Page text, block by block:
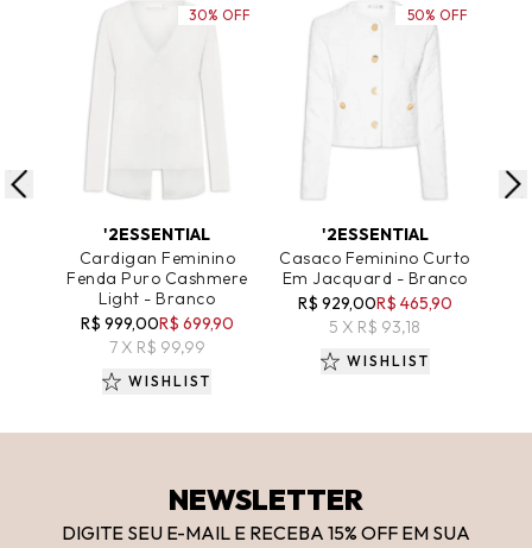
ADICIONAR AO CARRINHO
'2ESSENTIAL
Cardigan Feminino
Fenda Puro Cashmere
Light - Branco
R$ 999,00R$ 699,90
7 X R$ 99,99
30% OFF
WISHLIST
ADICIONAR AO CARRINHO
'2ESSENTIAL
Casaco Feminino Curto
Em Jacquard - Branco
R$ 929,00R$ 465,90
5 X R$ 93,18
50% OFF
WISHLIST
NEWSLETTER
DIGITE SEU E-MAIL E RECEBA 15% OFF EM SUA